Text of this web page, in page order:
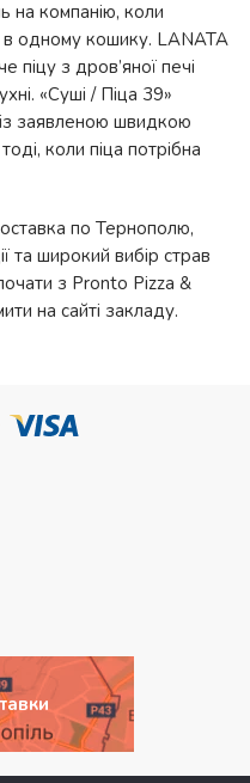
на компанію, коли
в одному кошику. LANATA
з дров’яної печі
«Суші / Піца 39»
заявленою швидкою
коли піца потрібна
по Тернополю,
та широкий вибір страв
з Pronto Pizza &
на сайті закладу.